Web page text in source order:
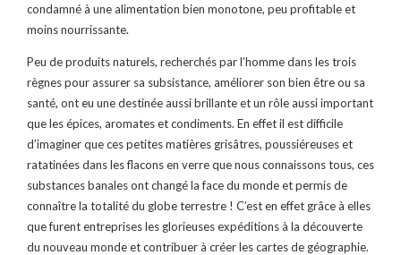
condamné à une alimentation bien monotone, peu profitable et
moins nourrissante.
Peu de produits naturels, recherchés par l’homme dans les trois
règnes pour assurer sa subsistance, améliorer son bien être ou sa
santé, ont eu une destinée aussi brillante et un rôle aussi important
que les épices, aromates et condiments. En effet il est difficile
d’imaginer que ces petites matières grisâtres, poussiéreuses et
ratatinées dans les flacons en verre que nous connaissons tous, ces
substances banales ont changé la face du monde et permis de
connaître la totalité du globe terrestre ! C’est en effet grâce à elles
que furent entreprises les glorieuses expéditions à la découverte
du nouveau monde et contribuer à créer les cartes de géographie.